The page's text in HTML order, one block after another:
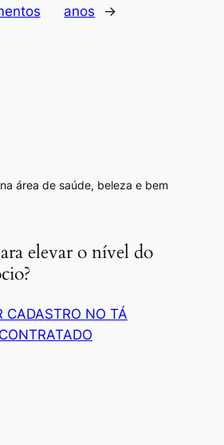
anos
→
área de saúde, beleza e bem
elevar o nível do
CADASTRO NO TÁ
CONTRATADO